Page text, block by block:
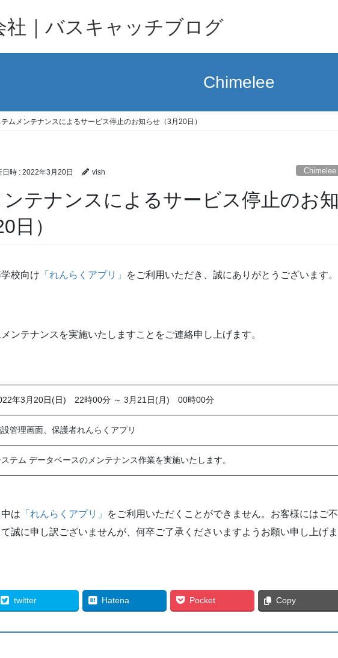
社｜バスキャッチブログ
Chimelee
テムメンテナンスによるサービス停止のお知らせ（3月20日）
日時 : 2022年3月20日 vish Chimelee
テナンスによるサービス停止のお知
日）
校向け 「れんらくアプリ」 をご利用いただき、誠にありがとうございます。
ンテナンスを実施いたしますことをご連絡申し上げます。
年3月20日(日) 22時00分 ～ 3月21日(月) 00時00分
管理画面、保護者れんらくアプリ
ステム データベースのメンテナンス作業を実施いたします。
は 「れんらくアプリ」
をご利用いただくことができません。お客様にはご不
誠に申し訳ございませんが、何卒ご了承くださいますようお願い申し上げま
twitter Hatena Pocket Copy